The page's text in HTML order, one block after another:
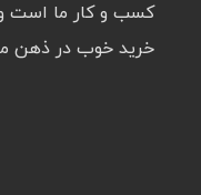
کسب و کار ما است
خرید خوب در ذهن